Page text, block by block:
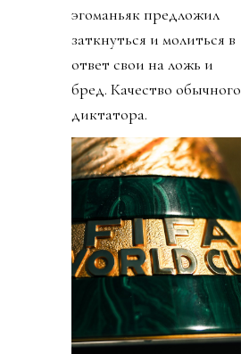
эгоманьяк предложил
заткнуться и молиться в
ответ свои на ложь и
бред. Качество обычного
диктатора.